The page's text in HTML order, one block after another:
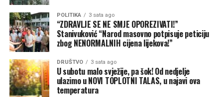
raketa na Odesu i druge primorske gradove, ukrajinski
ministar poljoprivrede Taras Visocki tvrdio je u julu da
su luke i dalje otvorene i operativne. Međutim, oko 90
odsto brodovlasnika obustavilo je dolaske jer su – baš
kao i u Ormuskom moreuzu blizu Irana – troškovi
osiguranja skočili u nebesa zbog konstantne opasnosti
od novih napada.
POLITIKA 3 sata ago
“ZDRAVLJE SE NE SMJE OPOREZIVATI!”
Stanivuković “Narod masovno potpisuje peticiju
zbog NENORMALNIH cijena lijekova!”
DRUŠTVO 3 sata ago
U subotu malo svježije, pa šok! Od nedjelje
ulazimo u NOVI TOPLOTNI TALAS, u najavi ova
temperatura